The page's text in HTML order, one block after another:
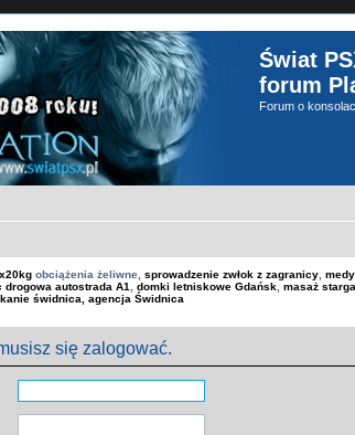
Świat
forum
Forum o
obciążenia żeliwne, sprowadzenie zwłok z zagranicy
drogowa autostrada A1 domki letniskowe Gdańsk masaż
świdnica, agencja Świdnica
się zalogować.